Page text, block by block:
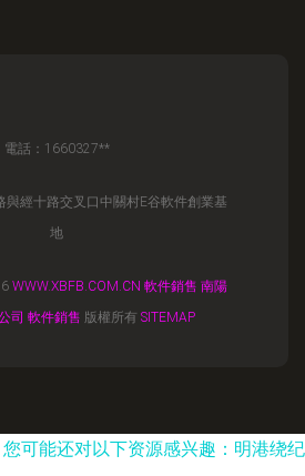
電話：1660327**
與經十路交叉口中關村E谷軟件創業基
地
WWW.XBFB.COM.CN 軟件銷售 南陽
司 軟件銷售 版權所有 SITEMAP
可能还对以下资源感兴趣：明港绕纪